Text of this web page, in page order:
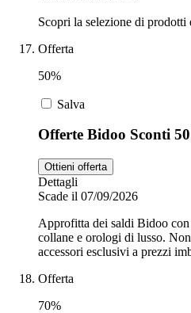
Scopri la selezione di prodotti
Offerta
50%
Salva
Offerte Bidoo Sconti
Ottieni offerta
Dettagli
Scade il 07/09/2026
Approfitta dei saldi Bidoo
collane e orologi di lusso.
accessori esclusivi a prezzi
Offerta
70%